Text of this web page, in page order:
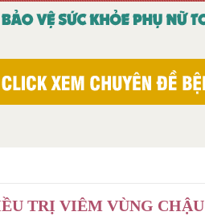
TRỊ VIÊM VÙNG CHẬU